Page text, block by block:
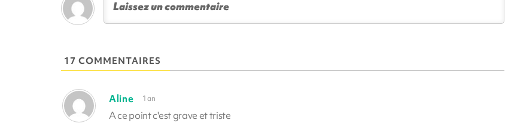
17 COMMENTAIRES
Aline 1 an
A ce point c'est grave et triste